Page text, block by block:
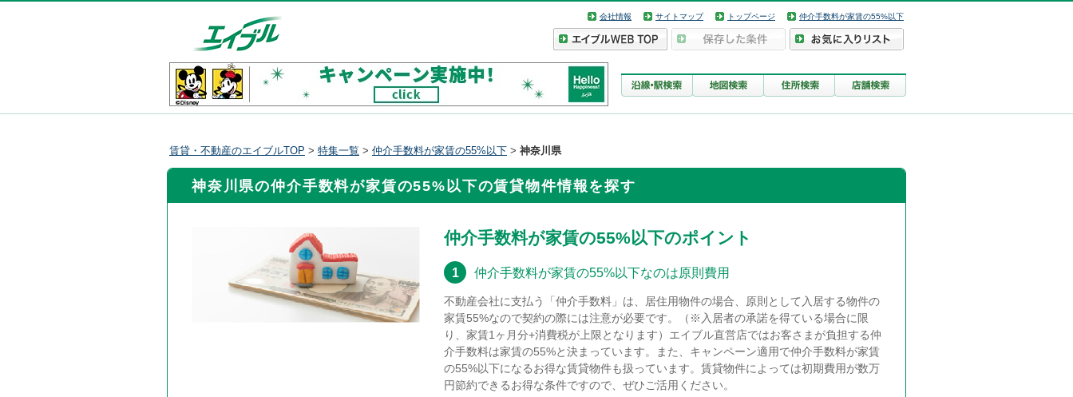
会社情報 サイトマップ トップページ 仲介手数料が家賃の55%以下
賃貸・不動産のエイブルTOP > 特集一覧 > 仲介手数料が家賃の55%以下 > 神奈川県
神奈川県の仲介手数料が家賃の55%以下の賃貸物件情報を探す
仲介手数料が家賃の55%以下のポイント
1 仲介手数料が家賃の55%以下なのは原則費用
不動産会社に支払う「仲介手数料」は、居住用物件の場合、原則として入居する物件の
家賃55%なので契約の際には注意が必要です。（※入居者の承諾を得ている場合に限
り、家賃1ヶ月分+消費税が上限となります）エイブル直営店ではお客さまが負担する仲
介手数料は家賃の55%と決まっています。また、キャンペーン適用で仲介手数料が家賃
の55%以下になるお得な賃貸物件も扱っています。賃貸物件によっては初期費用が数万
円節約できるお得な条件ですので、ぜひご活用ください。